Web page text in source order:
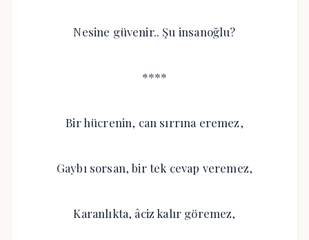
Nesine güvenir.. Şu insanoğlu?
****
Bir hücrenin, can sırrına eremez,
Gaybı sorsan, bir tek cevap veremez,
Karanlıkta, âciz kalır göremez,